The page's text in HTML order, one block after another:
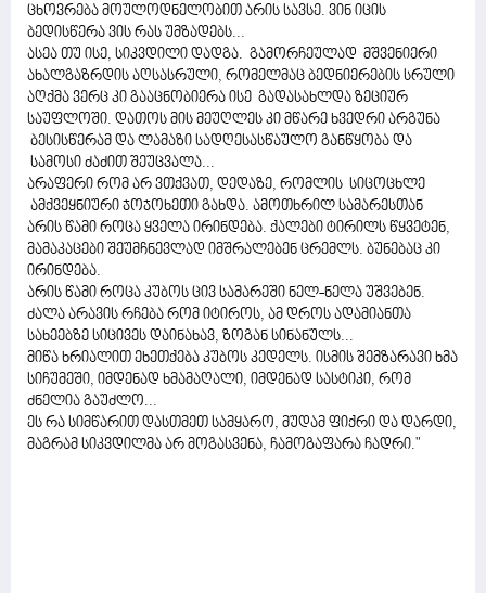
ცხოვრება მოულოდნელობით არის სავსე. ვინ იცის
ბედისწერა ვის რას უმზადებს...
ასეა თუ ისე, სიკვდილი დადგა. გამორჩეულად მშვენიერი
ახალგაზრდის აღსასრული, რომელმაც ბედნიერების სრული
აღქმა ვერც კი გააცნობიერა ისე გადასახლდა ზეციურ
საუფლოში. დათოს მის მეუღლეს კი მწარე ხვედრი არგუნა
ბესისწერამ და ლამაზი სადღესასწაულო განწყობა და
სამოსი ძაძით შეუცვალა...
არაფერი რომ არ ვთქვათ, დედაზე, რომლის სიცოცხლე
ამქვეყნიური ჯოჯოხეთი გახდა. ამოთხრილ სამარესთან
არის წამი როცა ყველა ირინდება. ქალები ტირილს წყვეტენ,
მამაკაცები შეუმჩნევლად იმშრალებენ ცრემლს. ბუნებაც კი
ირინდება.
არის წამი როცა კუბოს ცივ სამარეში ნელ-ნელა უშვებენ.
ძალა არავის რჩება რომ იტიროს, ამ დროს ადამიანთა
სახეებზე სიცივეს დაინახავ, ზოგან სინანულს...
მიწა ხრიალით ეხეთქება კუბოს კედელს. ისმის შემზარავი ხმა
სიჩუმეში, იმდენად ხმამაღალი, იმდენად სასტიკი, რომ
ძნელია გაუძლო...
ეს რა სიმწარით დასთმეთ სამყარო, მუდამ ფიქრი და დარდი,
მაგრამ სიკვდილმა არ მოგასვენა, ჩამოგაფარა ჩადრი."